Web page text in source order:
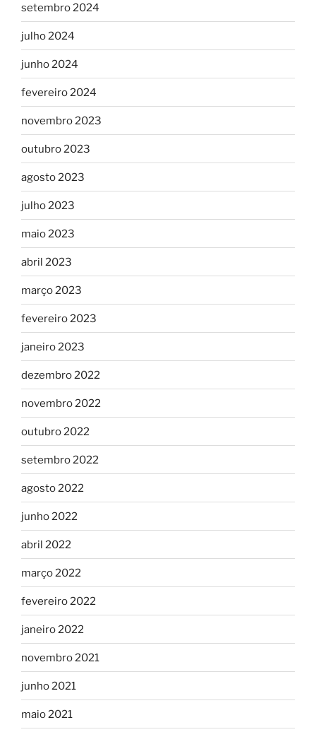
setembro 2024
julho 2024
junho 2024
fevereiro 2024
novembro 2023
outubro 2023
agosto 2023
julho 2023
maio 2023
abril 2023
março 2023
fevereiro 2023
janeiro 2023
dezembro 2022
novembro 2022
outubro 2022
setembro 2022
agosto 2022
junho 2022
abril 2022
março 2022
fevereiro 2022
janeiro 2022
novembro 2021
junho 2021
maio 2021